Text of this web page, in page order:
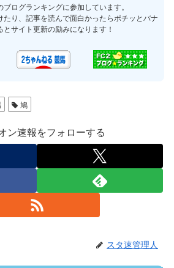
ログランキングに参加しています。
たり、記事を読んで面白かったらポチッとバナ
サイト更新の励みになります！
鳩
ン速報をフォローする
スタ速管理人